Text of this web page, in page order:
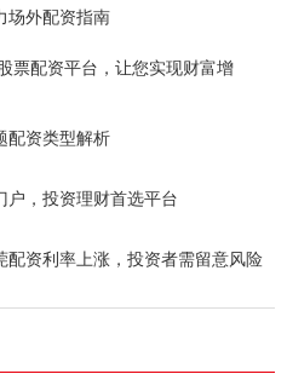
场外配资指南
票配资平台，让您实现财富增
配资类型解析
户，投资理财首选平台
配资利率上涨，投资者需留意风险